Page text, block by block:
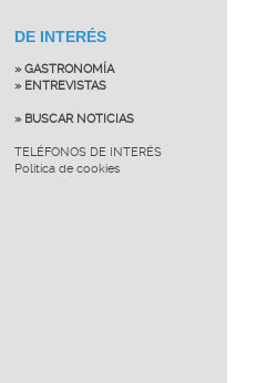
DE INTERÉS
» GASTRONOMÍA
» ENTREVISTAS
» BUSCAR NOTICIAS
TELÉFONOS DE INTERÉS
Política de cookies